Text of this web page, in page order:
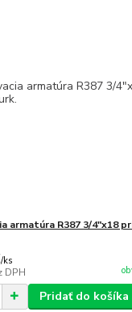
armatúra R387 3/4"x18
/ks
DPH
Pridať do košíka